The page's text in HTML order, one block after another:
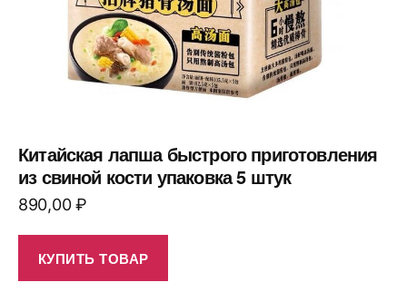
Китайская лапша быстрого приготовления
из свиной кости упаковка 5 штук
890,00₽
КУПИТЬ ТОВАР